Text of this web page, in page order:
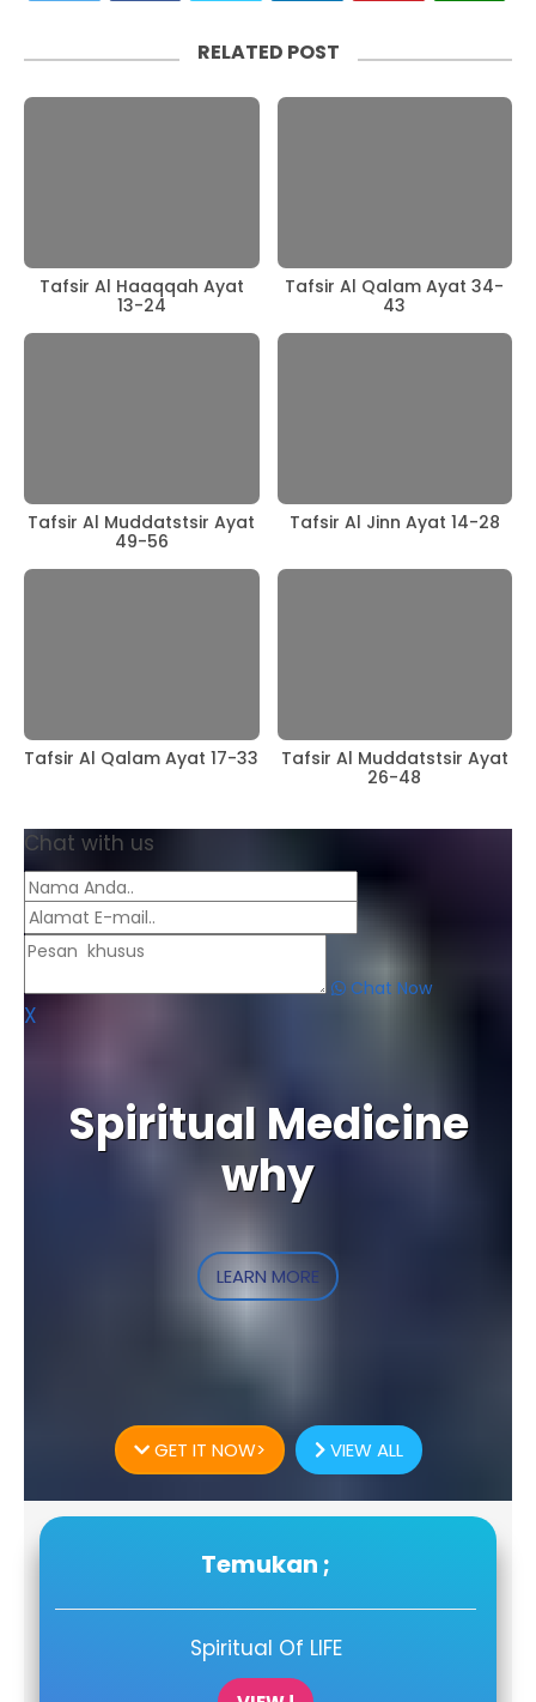
RELATED POST
Tafsir Al Haaqqah Ayat
13-24
Tafsir Al Qalam Ayat 34-
43
Tafsir Al Muddatstsir Ayat
49-56
Tafsir Al Jinn Ayat 14-28
Tafsir Al Qalam Ayat 17-33
Tafsir Al Muddatstsir Ayat
26-48
Chat with us
Chat Now
X
Spiritual Medicine
why
LEARN MORE
GET IT NOW> VIEW ALL
Temukan ;
Spiritual Of LIFE